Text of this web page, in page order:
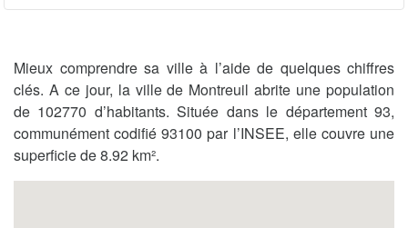
Mieux comprendre sa ville à l’aide de quelques chiffres
clés. A ce jour, la ville de Montreuil abrite une population
de 102770 d’habitants. Située dans le département 93,
communément codifié 93100 par l’INSEE, elle couvre une
superficie de 8.92 km².